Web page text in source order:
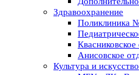
Здравоохранение
Поликлиника
Квасниковское
Анисовское
Культура и искусство